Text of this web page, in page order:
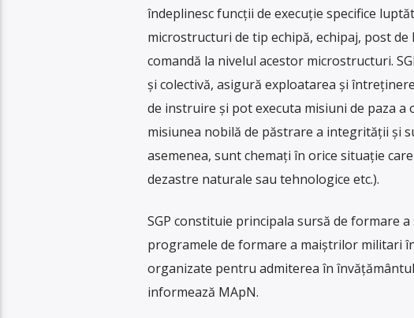
îndeplinesc funcții de execuție specifice
microstructuri de tip echipă, echipaj, post
comandă la nivelul acestor microstructuri.
și colectivă, asigură exploatarea și
de instruire și pot executa misiuni de paza a
misiunea nobilă de păstrare a integrității și
asemenea, sunt chemați în orice situație
dezastre naturale sau tehnologice etc.).
SGP constituie principala sursă de formare
programele de formare a maiștrilor militari
organizate pentru admiterea în
informează MApN.